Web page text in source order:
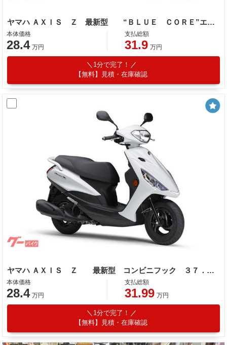
ヤマハ ＡＸＩＳ Ｚ 最新型 “ＢＬＵＥ ＣＯＲＥ”エンジン スマートモータージェネレーター 前後連動ブレーキ
本体価格
28.4 万円
支払総額
31.9 万円
1分で完了！
【無料】見積・在庫確認
ヤマハ ＡＸＩＳ Ｚ 最新型 コンビニフック ３７．５Ｌシート下トランク ロングシート
本体価格
28.4 万円
支払総額
31.99 万円
1分で完了！
【無料】見積・在庫確認